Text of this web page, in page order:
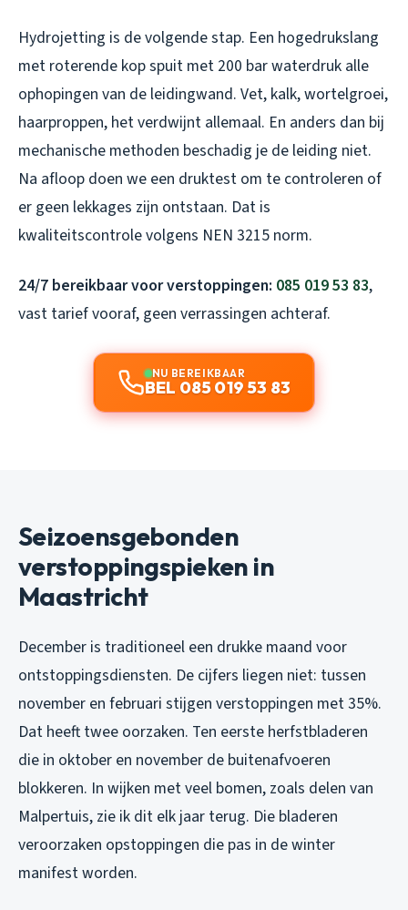
Hydrojetting is de volgende stap. Een hogedrukslang
met roterende kop spuit met 200 bar waterdruk alle
ophopingen van de leidingwand. Vet, kalk, wortelgroei,
haarproppen, het verdwijnt allemaal. En anders dan bij
mechanische methoden beschadig je de leiding niet.
Na afloop doen we een druktest om te controleren of
er geen lekkages zijn ontstaan. Dat is
kwaliteitscontrole volgens NEN 3215 norm.
24/7 bereikbaar voor verstoppingen: 085 019 53 83,
vast tarief vooraf, geen verrassingen achteraf.
NU BEREIKBAAR
BEL 085 019 53 83
Seizoensgebonden
verstoppingspieken in
Maastricht
December is traditioneel een drukke maand voor
ontstoppingsdiensten. De cijfers liegen niet: tussen
november en februari stijgen verstoppingen met 35%.
Dat heeft twee oorzaken. Ten eerste herfstbladeren
die in oktober en november de buitenafvoeren
blokkeren. In wijken met veel bomen, zoals delen van
Malpertuis, zie ik dit elk jaar terug. Die bladeren
veroorzaken opstoppingen die pas in de winter
manifest worden.